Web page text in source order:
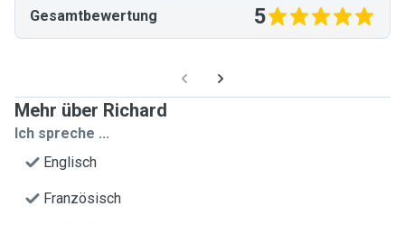
Gesamtbewertung 5
Mehr über Richard
Ich spreche ...
Englisch
Französisch